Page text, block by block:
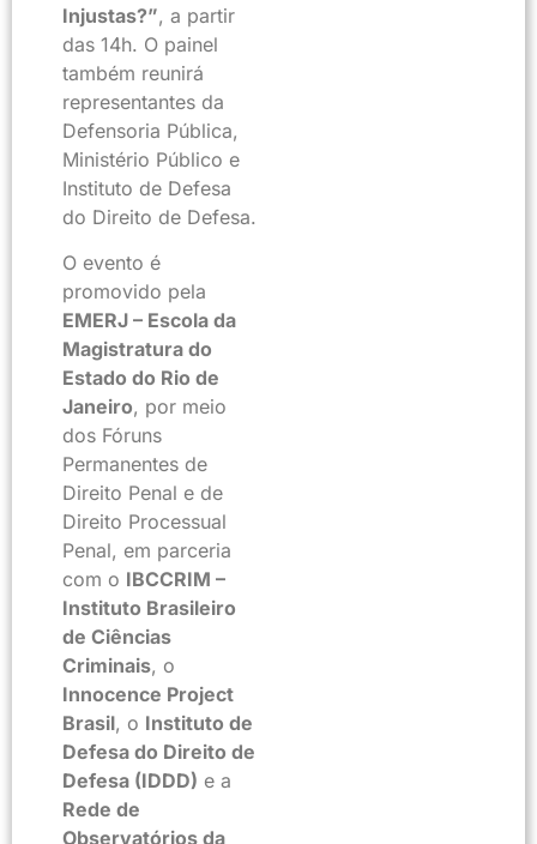
Injustas?”, a partir
das 14h. O painel
também reunirá
representantes da
Defensoria Pública,
Ministério Público e
Instituto de Defesa
do Direito de Defesa.
O evento é
promovido pela
EMERJ – Escola da
Magistratura do
Estado do Rio de
Janeiro, por meio
dos Fóruns
Permanentes de
Direito Penal e de
Direito Processual
Penal, em parceria
com o IBCCRIM –
Instituto Brasileiro
de Ciências
Criminais, o
Innocence Project
Brasil, o Instituto de
Defesa do Direito de
Defesa (IDDD) e a
Rede de
Observatórios da